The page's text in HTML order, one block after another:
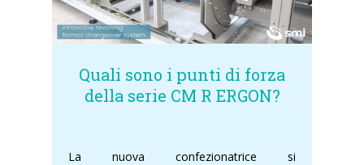
Quali sono i punti di forza
della serie CM R ERGON?
La nuova confezionatrice si